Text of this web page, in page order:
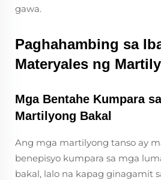
gawa.
Paghahambing sa
Materyales ng
Mga Bentahe Kumpara
Martilyong Bakal
Ang mga martilyong tanso ay
benepisyo kumpara sa mga
bakal, lalo na kapag ginagamit